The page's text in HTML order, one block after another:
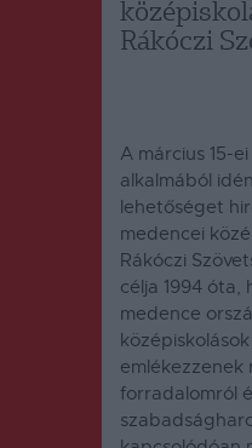
Rákóczi
A március 15-
alkalmából
lehetőséget
medencei
Rákóczi
célja 1994
medence
emlékezzenek
forradalomról